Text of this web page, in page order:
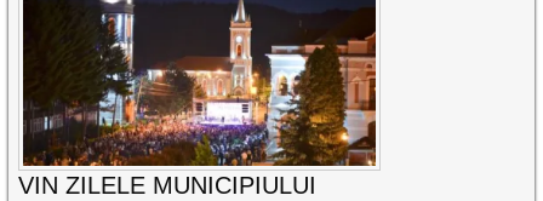
VIN ZILELE MUNICIPIULUI